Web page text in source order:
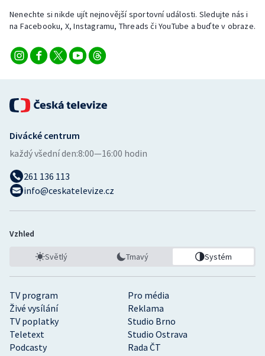
Nenechte si nikde ujít nejnovější sportovní události. Sledujte nás i
na Facebooku, X, Instagramu, Threads či YouTube a buďte v obraze.
TV program
Pro média
Živé vysílání
Reklama
TV poplatky
Studio Brno
Teletext
Studio Ostrava
Podcasty
Rada ČT
Divácké centrum
každý všední den:8:00—16:00 hodin
261 136 113
info@ceskatelevize.cz
Vzhled
Světlý Tmavý Systém